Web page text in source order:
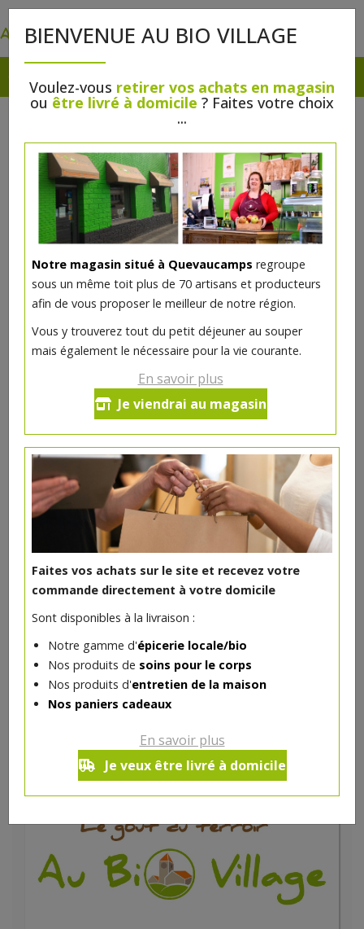
BIENVENUE AU BIO VILLAGE
Voulez-vous retirer vos achats en magasin
ou être livré à domicile ? Faites votre choix
...
Notre magasin situé à Quevaucamps regroupe
sous un même toit plus de 70 artisans et producteurs
afin de vous proposer le meilleur de notre région.
Vous y trouverez tout du petit déjeuner au souper
mais également le nécessaire pour la vie courante.
En savoir plus
Je viendrai au magasin
Faites vos achats sur le site et recevez votre
commande directement à votre domicile
Sont disponibles à la livraison :
Notre gamme d'épicerie locale/bio
Nos produits de soins pour le corps
Nos produits d'entretien de la maison
Nos paniers cadeaux
En savoir plus
Je veux être livré à domicile
Pilons de poulet marinés bio +/-
500 gr Belki
terre, dextrose, antioxydant
Pays d'origine de la société :
Belgique
16.49€/kg
- 1 pc +
8.25 €
Réception souhaitée le
1 pc = ± 0.5 kg = ± 8.25 €
DANS LA MÊME CATÉGORIE ...